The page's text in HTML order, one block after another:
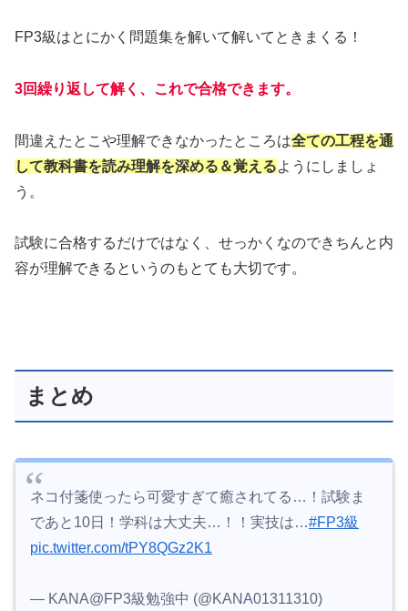
FP3級はとにかく問題集を解いて解いてときまくる！
3回繰り返して解く、これで合格できます。
間違えたとこや理解できなかったところは全ての工程を通
して教科書を読み理解を深める＆覚えるようにしましょ
う。
試験に合格するだけではなく、せっかくなのできちんと内
容が理解できるというのもとても大切です。
まとめ
ネコ付箋使ったら可愛すぎて癒されてる…！試験ま
であと10日！学科は大丈夫…！！実技は…#FP3級
pic.twitter.com/tPY8QGz2K1
— KANA@FP3級勉強中 (@KANA01311310)